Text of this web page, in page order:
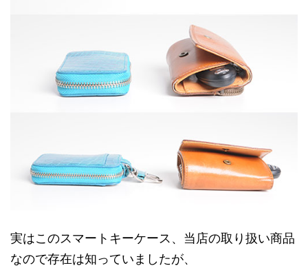
実はこのスマートキーケース、当店の取り扱い商品
なので存在は知っていましたが、